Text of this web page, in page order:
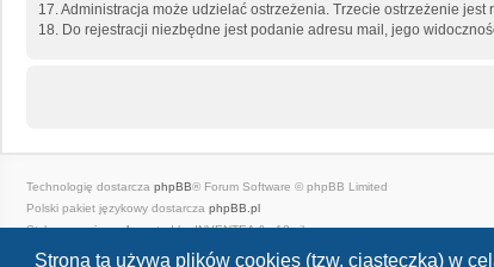
Strona ta używa plików cookies (tzw. ciasteczka) w
17. Administracja może udzielać ostrzeżenia. Trzecie ostrzeżenie
18. Do rejestracji niezbędne jest podanie adresu mail, jego
Technologię dostarcza phpBB® Forum Software © phpBB Limited
Polski pakiet językowy dostarcza phpBB.pl
Stylewe_universalcreated by INVENTEA & v12mike
Zasady ochrony danych osobowych
Regulamin